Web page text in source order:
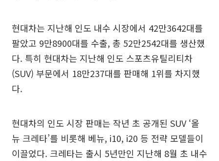
현대차는 지난해 인도 내수 시장에서 42만3642대를
팔았고 9만8900대를 수출, 총 52만2542대를 생산했
다. 특히 현대차는 지난해 인도 스포츠유틸리티차
(SUV) 부문에서 18만237대를 판매해 1위를 차지했
다.
현대차의 인도 시장 판매는 작년 초 공개된 SUV ‘올
뉴 크레타’를 비롯해 베뉴, i10, i20 등 전략 모델들이
이끌었다. 크레타는 출시 5년만인 지난해 8월 초 내수